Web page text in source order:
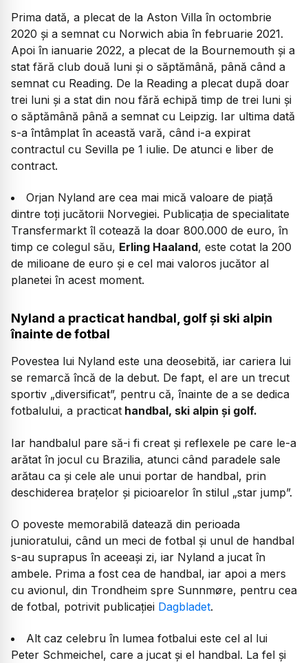
Prima dată, a plecat de la Aston Villa în octombrie
2020 și a semnat cu Norwich abia în februarie 2021.
Apoi în ianuarie 2022, a plecat de la Bournemouth și a
stat fără club două luni și o săptămână, până când a
semnat cu Reading. De la Reading a plecat după doar
trei luni și a stat din nou fără echipă timp de trei luni și
o săptămână până a semnat cu Leipzig. Iar ultima dată
s-a întâmplat în această vară, când i-a expirat
contractul cu Sevilla pe 1 iulie. De atunci e liber de
contract.
Orjan Nyland are cea mai mică valoare de piață
dintre toți jucătorii Norvegiei. Publicația de specialitate
Transfermarkt îl cotează la doar 800.000 de euro, în
timp ce colegul său, Erling Haaland, este cotat la 200
de milioane de euro și e cel mai valoros jucător al
planetei în acest moment.
Nyland a practicat handbal, golf și ski alpin
înainte de fotbal
Povestea lui Nyland este una deosebită, iar cariera lui
se remarcă încă de la debut. De fapt, el are un trecut
sportiv „diversificat”, pentru că, înainte de a se dedica
fotbalului, a practicat handbal, ski alpin și golf.
Iar handbalul pare să-i fi creat și reflexele pe care le-a
arătat în jocul cu Brazilia, atunci când paradele sale
arătau ca și cele ale unui portar de handbal, prin
deschiderea brațelor și picioarelor în stilul „star jump”.
​O poveste memorabilă datează din perioada
junioratului, când un meci de fotbal și unul de handbal
s-au suprapus în aceeași zi, iar Nyland a jucat în
ambele. Prima a fost cea de handbal, iar apoi a mers
cu avionul, din Trondheim spre Sunnmøre, pentru cea
de fotbal, potrivit publicației Dagbladet.
Alt caz celebru în lumea fotbalui este cel al lui
Peter Schmeichel, care a jucat și el handbal. La fel și